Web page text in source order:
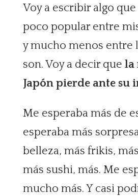
Voy a escribir algo
poco popular entre
y mucho menos entre
son. Voy a decir que la
Japón pierde ante su
Me esperaba más de
esperaba más
belleza, más frikis,
más sushi, más. Me
mucho más. Y casi